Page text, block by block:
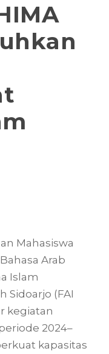
Mahasiswa
Arab
Islam
Sidoarjo (FAI
kegiatan
2024–
kapasitas